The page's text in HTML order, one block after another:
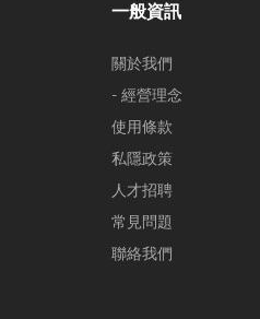
一般資訊
關於我們
- 經營理念
使用條款
私隱政策
人才招聘
常見問題
聯絡我們